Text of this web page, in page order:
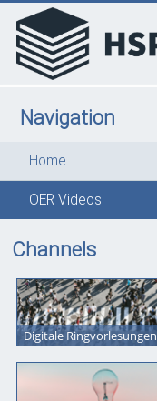
Navigation
Home
OER Videos
Channels
Digitale Ringvorlesungen